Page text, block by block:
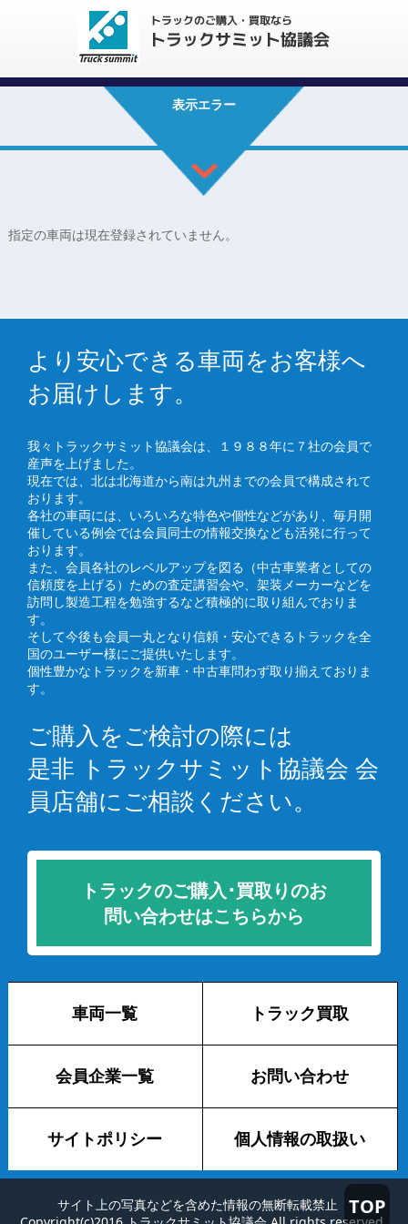
TOP
表示エラー
指定の車両は現在登録されていません。
より安心できる車両をお客様へ
お届けします。
我々トラックサミット協議会は、１９８８年に７社の会員で
産声を上げました。
現在では、北は北海道から南は九州までの会員で構成されて
おります。
各社の車両には、いろいろな特色や個性などがあり、毎月開
催している例会では会員同士の情報交換なども活発に行って
おります。
また、会員各社のレベルアップを図る（中古車業者としての
信頼度を上げる）ための査定講習会や、架装メーカーなどを
訪問し製造工程を勉強するなど積極的に取り組んでおりま
す。
そして今後も会員一丸となり信頼・安心できるトラックを全
国のユーザー様にご提供いたします。
個性豊かなトラックを新車・中古車問わず取り揃えておりま
す。
ご購入をご検討の際には
是非 トラックサミット協議会 会
員店舗にご相談ください。
トラックのご購入･買取りのお
問い合わせはこちらから
車両一覧 トラック買取
会員企業一覧 お問い合わせ
サイトポリシー 個人情報の取扱い
サイト上の写真などを含めた情報の無断転載禁止